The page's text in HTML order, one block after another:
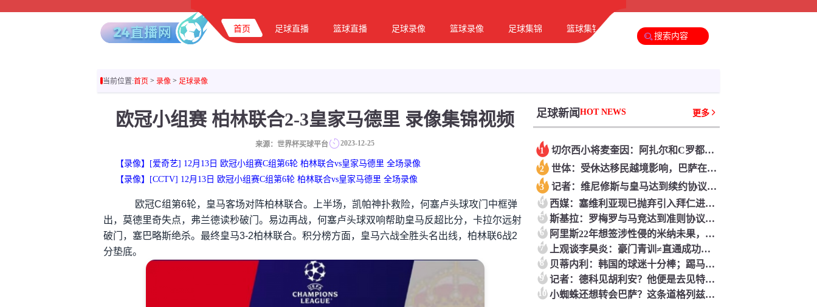
首页 足球直播 篮球直播 足球录像 篮球录像 足球集锦 篮球集锦 足球新闻 篮球新闻
当前位置:首页 > 录像 > 足球录像
欧冠小组赛 柏林联合2-3皇家马德里 录像集锦视频
来源：世界杯买球平台 2023-12-25
【录像】[爱奇艺] 12月13日 欧冠小组赛C组第6轮 柏林联合vs皇家马德里 全场录像
【录像】[CCTV] 12月13日 欧冠小组赛C组第6轮 柏林联合vs皇家马德里 全场录像
欧冠C组第6轮，皇马客场对阵柏林联合。上半场，凯帕神扑救险，何塞卢头球攻门中框弹
出，莫德里奇失点，弗兰德读秒破门。易边再战，何塞卢头球双响帮助皇马反超比分，卡拉尔远射
破门，塞巴略斯绝杀。最终皇马3-2柏林联合。积分榜方面，皇马六战全胜头名出线，柏林联6战2
分垫底。
足球新闻 HOT NEWS 更多
1 切尔西小将麦奎因：阿扎尔和C罗都是偶像
2 世体：受休达移民越境影响，巴萨在丹吉尔的热身赛存在变数
3 记者：维尼修斯与皇马达到续约协议，估计很快能够签署
4 西媒：塞维利亚现已抛弃引入拜仁进犯手萨拉戈萨
5 斯基拉：罗梅罗与马竞达到准则协议，合同4+1年，年薪600万欧
6 阿里斯22年想签涉性侵的米纳未果，本年成功签下涉性侵的米尔
7 上观谈李昊炎：豪门青训≠直通成功，期望外界少一些喧嚣炒作
8 贝蒂内利：韩国的球迷十分棒；踢马竞会是一场困难的比赛
9 记者：德科见胡利安？他便是去见特朗普、见唐老鸭也没用啊
10 小蜘蛛还想转会巴萨？这条道格列兹曼帮你堵死了